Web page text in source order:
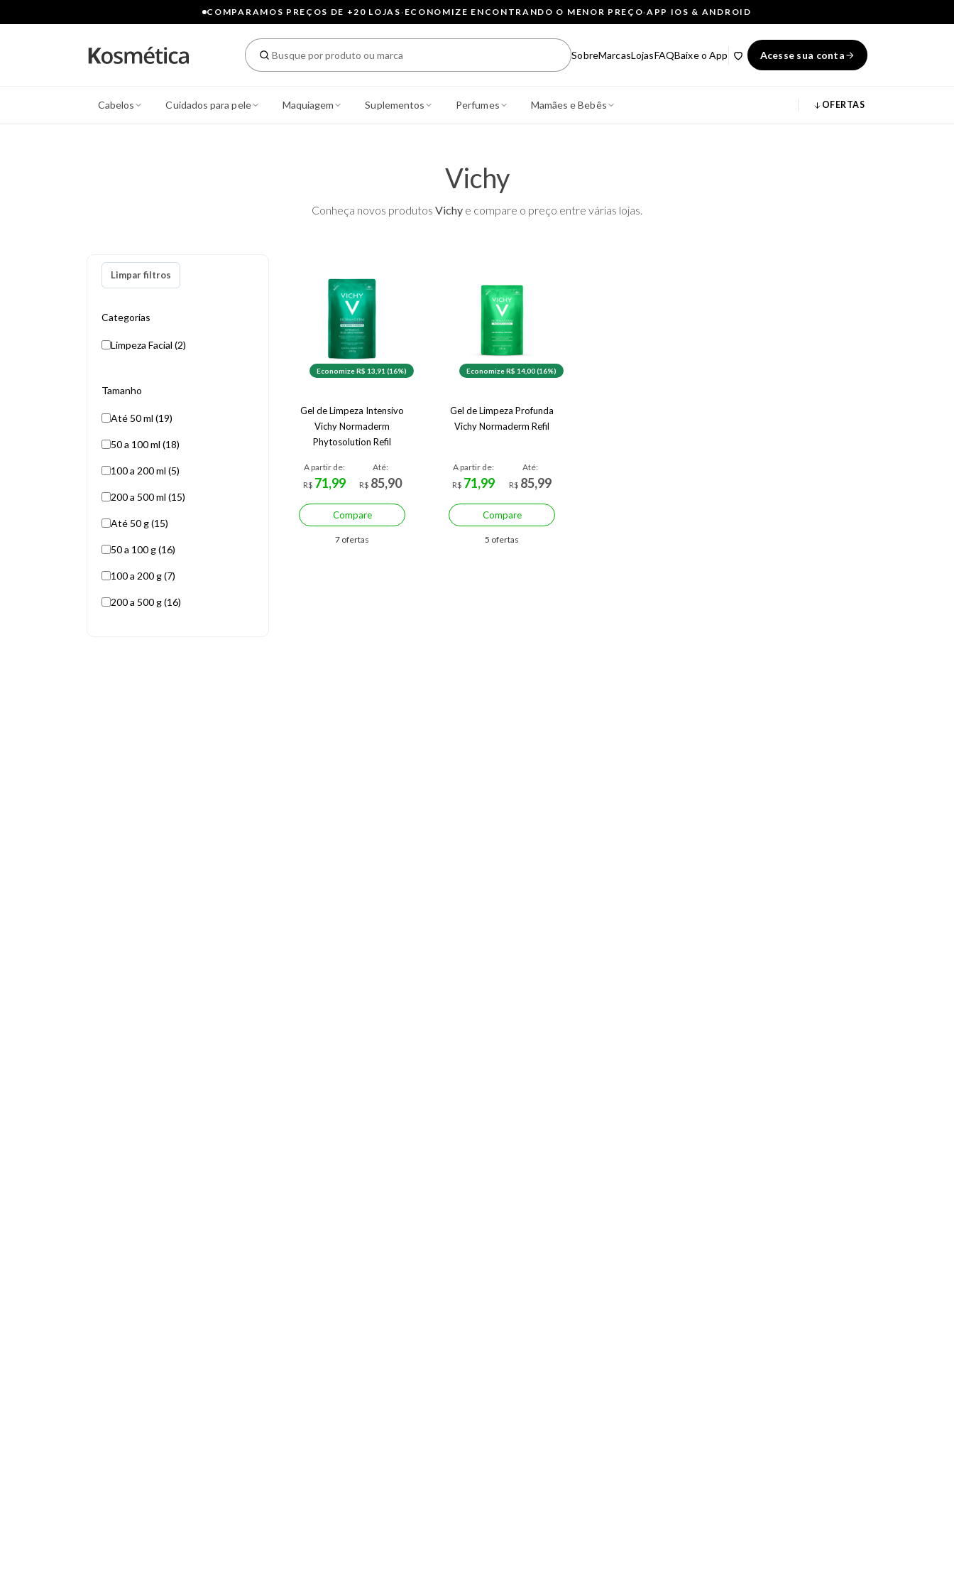
COMPARAMOS PREÇOS DE +20 LOJAS· ECONOMIZE ENCONTRANDO O MENOR PREÇO·APP IOS & ANDROID
SobreMarcasLojasFAQBaixe o App Acesse sua conta
Cabelos Cuidados para pele Maquiagem Suplementos Perfumes Mamães e Bebês OFERTAS
Vichy
Conheça novos produtos Vichy e compare o preço entre várias lojas.
Limpar filtros
Categorias
Limpeza Facial (2)
Tamanho
Até 50 ml (19)
50 a 100 ml (18)
100 a 200 ml (5)
200 a 500 ml (15)
Até 50 g (15)
50 a 100 g (16)
100 a 200 g (7)
200 a 500 g (16)
Economize R$ 13,91 (16%)
Gel de Limpeza Intensivo
Vichy Normaderm
Phytosolution Refil
A partir de:
R$ 71,99
Até:
R$ 85,90
Compare
7 ofertas
Economize R$ 14,00 (16%)
Gel de Limpeza Profunda
Vichy Normaderm Refil
A partir de:
R$ 71,99
Até:
R$ 85,99
Compare
5 ofertas